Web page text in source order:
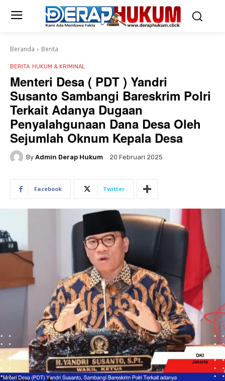
Beranda Berita
BERITA HUKUM & KRIMINAL
Menteri Desa ( PDT ) Yandri
Susanto Sambangi Bareskrim Polri
Terkait Adanya Dugaan
Penyalahgunaan Dana Desa Oleh
Sejumlah Oknum Kepala Desa
By Admin Derap Hukum 20 Februari 2025
Facebook Twitter